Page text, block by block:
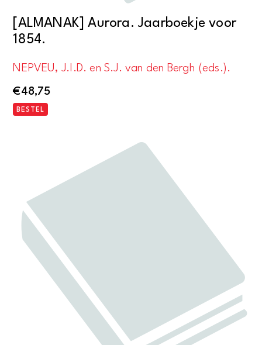
[ALMANAK] Aurora. Jaarboekje voor
1854.
NEPVEU, J.I.D. en S.J. van den Bergh (eds.).
€48,75
BESTEL